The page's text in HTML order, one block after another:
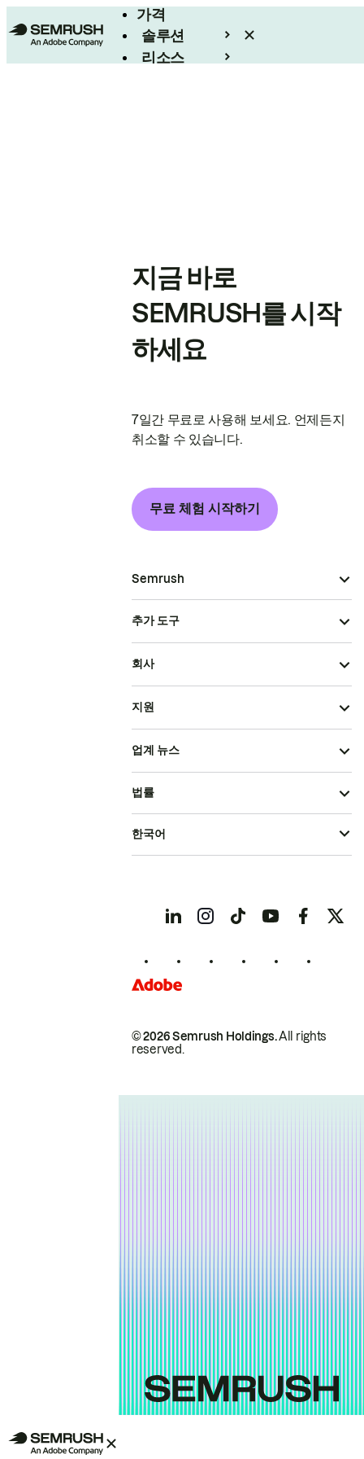
가격
솔루션
리소스
지금 바로
SEMRUSH를 시작
하세요
7일간 무료로 사용해 보세요. 언제든지
취소할 수 있습니다.
무료 체험 시작하기
Semrush
추가 도구
회사
지원
업계 뉴스
© 2026 Semrush Holdings.All rights
reserved.
법률
한국어